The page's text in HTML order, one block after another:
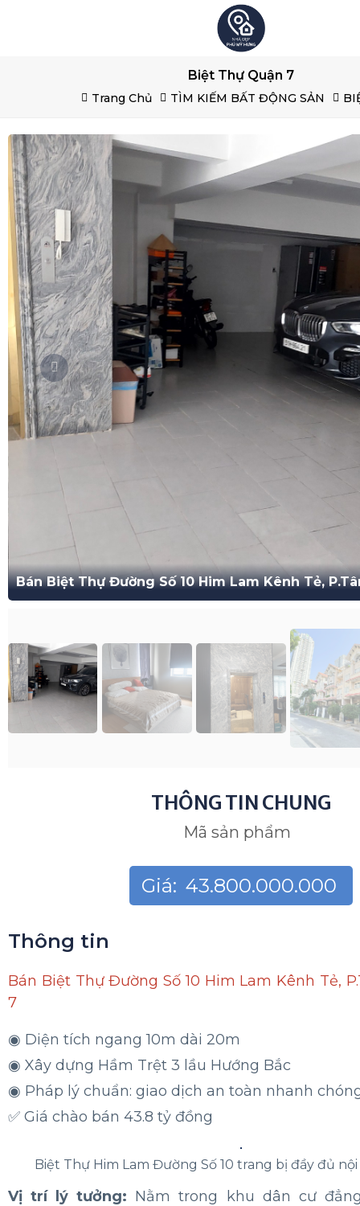
Biệt Thự Quận 7
Trang Chủ TÌM KIẾM BẤT ĐỘNG SẢN
Bán Biệt Thự Đường Số 10 Him Lam Kênh Tẻ,
THÔNG TIN CHUNG
Mã sản phẩm
Giá: 43.800.000.000
Thông tin
Bán Biệt Thự Đường Số 10 Him Lam Kênh Tẻ,
7
◉ Diện tích ngang 10m dài 20m
◉ Xây dựng Hầm Trệt 3 lầu Hướng Bắc
◉ Pháp lý chuẩn: giao dịch an toàn nhanh
✅ Giá chào bán 43.8 tỷ đồng
Biệt Thự Him Lam Đường Số 10 trang bị đầy đủ
Vị trí lý tưởng: Nằm trong khu dân cư